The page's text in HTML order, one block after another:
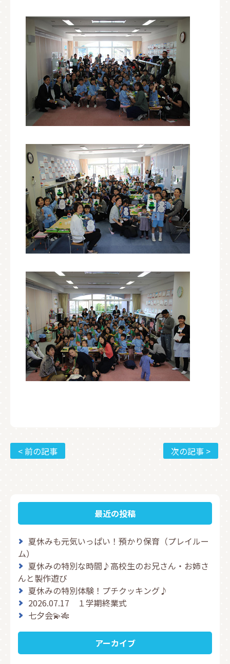
< 前の記事 次の記事 >
最近の投稿
夏休みも元気いっぱい！預かり保育（プレイルー
ム）
夏休みの特別な時間♪高校生のお兄さん・お姉さ
んと製作遊び
夏休みの特別体験！プチクッキング♪
2026.07.17 １学期終業式
七夕会💫🎋
アーカイブ